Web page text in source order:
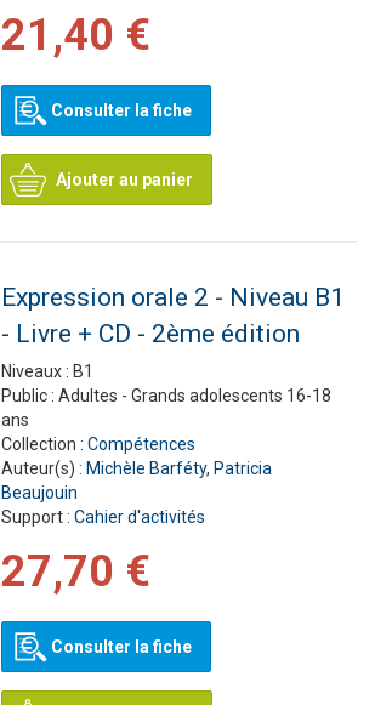
21,40 €
Consulter la fiche
Ajouter au panier
Expression orale 2 - Niveau B1
- Livre + CD - 2ème édition
Niveaux : B1
Public : Adultes - Grands adolescents 16-18
ans
Collection : Compétences
Auteur(s) : Michèle Barféty, Patricia
Beaujouin
Support : Cahier d'activités
27,70 €
Consulter la fiche